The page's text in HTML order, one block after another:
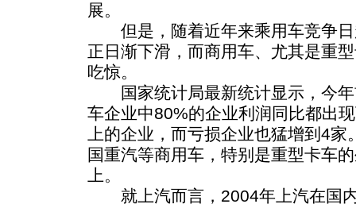
展。
但是，随着近年来乘用车竞争日
正日渐下滑，而商用车、尤其是重
吃惊。
国家统计局最新统计显示，今年
车企业中80%的企业利润同比都出
上的企业，而亏损企业也猛增到4
国重汽等商用车，特别是重型卡车
上。
就上汽而言，2004年上汽在国